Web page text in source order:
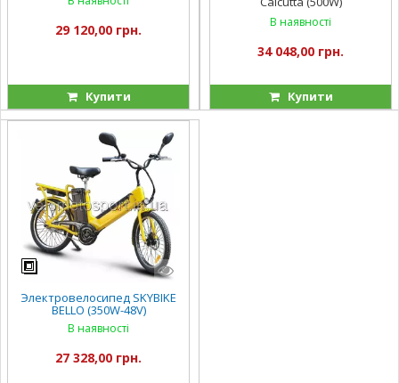
29 120,00 грн.
Купити
В наявності
34 048,00 грн.
Купити
Электровелосипед SKYBIKE
BELLO (350W-48V)
В наявності
27 328,00 грн.